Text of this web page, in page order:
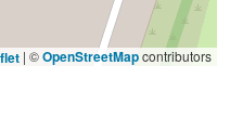
| ©OpenStreetMapcontributors